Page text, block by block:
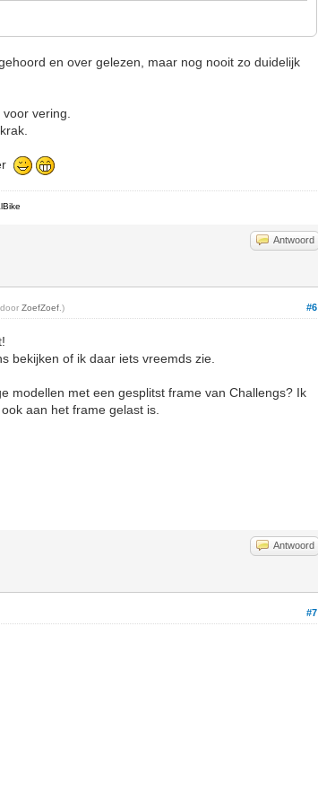
en over gelezen, maar nog nooit zo duidelijk
vering.
Antwoord
#6
doorZoefZoef .)
bekijken of ik daar iets vreemds zie.
modellen met een gesplitst frame van Challengs? Ik
aan het frame gelast is.
Antwoord
#7